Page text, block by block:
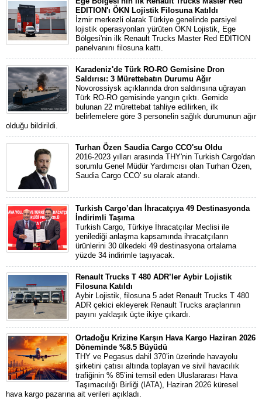
EDITION'ı ÖKN Lojistik Filosuna Katıldı
İzmir merkezli olarak Türkiye genelinde parsiyel
lojistik operasyonları yürüten ÖKN Lojistik, Ege
Bölgesi'nin ilk Renault Trucks Master Red EDITION
panelvanını filosuna kattı.
Karadeniz'de Türk RO-RO Gemisine Dron
Saldırısı: 3 Mürettebatın Durumu Ağır
Novorossiysk açıklarında dron saldırısına uğrayan
Türk RO-RO gemisinde yangın çıktı. Gemide
bulunan 22 mürettebat tahliye edilirken, ilk
belirlemelere göre 3 personelin sağlık durumunun ağır
olduğu bildirildi.
Turhan Özen Saudia Cargo CCO'su Oldu
2016-2023 yılları arasında THY'nin Turkish Cargo'dan
sorumlu Genel Müdür Yardımcısı olan Turhan Özen,
Saudia Cargo CCO' su olarak atandı.
Turkish Cargo’dan İhracatçıya 49 Destinasyonda
İndirimli Taşıma
Turkish Cargo, Türkiye İhracatçılar Meclisi ile
yenilediği anlaşma kapsamında ihracatçıların
ürünlerini 30 ülkedeki 49 destinasyona ortalama
yüzde 34 indirimle taşıyacak.
Renault Trucks T 480 ADR’ler Aybir Lojistik
Filosuna Katıldı
Aybir Lojistik, filosuna 5 adet Renault Trucks T 480
ADR çekici ekleyerek Renault Trucks araçlarının
payını yaklaşık üçte ikiye çıkardı.
Ortadoğu Krizine Karşın Hava Kargo Haziran 2026
Döneminde %8.5 Büyüdü
THY ve Pegasus dahil 370’in üzerinde havayolu
şirketini çatısı altında toplayan ve sivil havacılık
trafiğinin % 85’ini temsil eden Uluslararası Hava
Taşımacılığı Birliği (IATA), Haziran 2026 küresel
hava kargo pazarına ait verileri açıkladı.